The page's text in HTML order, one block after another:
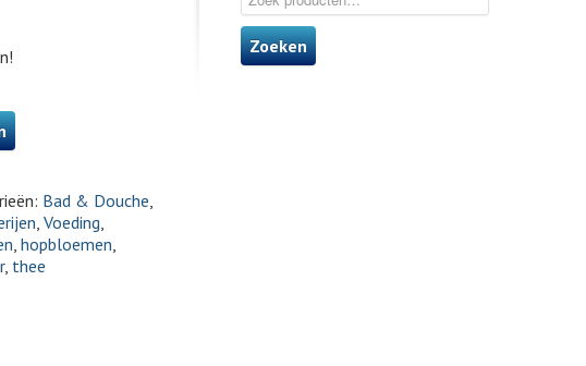
Bad & Douche,
,Voeding,
,hopbloemen,
, thee
Zoeken